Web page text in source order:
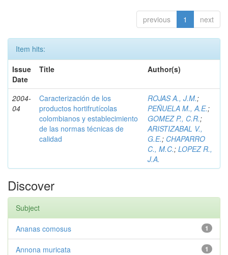
previous 1 next
Item hits:
Issue
Date
Title Author(s)
2004-
04
Caracterización de los
productos hortifrutícolas
colombianos y establecimiento
de las normas técnicas de
calidad
ROJAS A., J.M.;
PEÑUELA M., A.E.;
GOMEZ P., C.R.;
ARISTIZABAL V.,
G.E.; CHAPARRO
C., M.C.; LOPEZ R.,
J.A.
Discover
Subject
1
Ananas comosus
1
Annona muricata